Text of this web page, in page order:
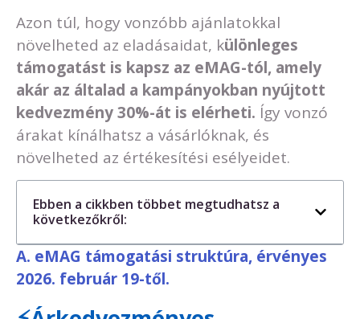
Azon túl, hogy vonzóbb ajánlatokkal
növelheted az eladásaidat, különleges
támogatást is kapsz az eMAG-tól, amely
akár az általad a kampányokban nyújtott
kedvezmény 30%-át is elérheti. Így vonzó
árakat kínálhatsz a vásárlóknak, és
növelheted az értékesítési esélyeidet.
Ebben a cikkben többet megtudhatsz a
következőkről:
A. eMAG támogatási struktúra, érvényes
2026. február 19-től.